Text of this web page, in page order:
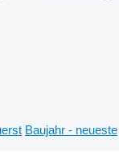
Baujahr - neueste